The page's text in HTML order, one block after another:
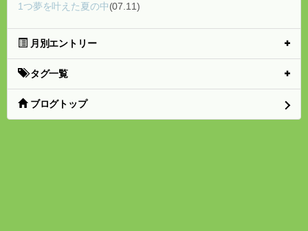
1つ夢を叶えた夏の中(07.11)
月別エントリー
タグ一覧
ブログトップ